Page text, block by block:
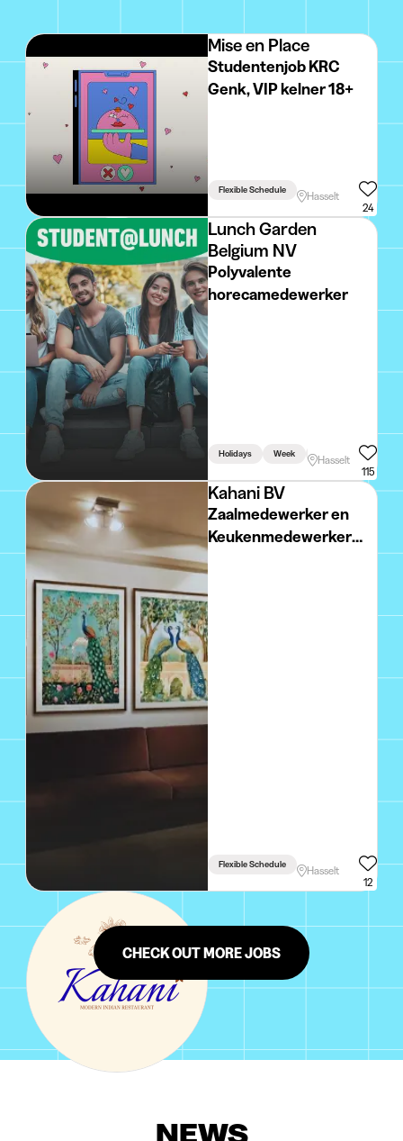
Mise en Place
Studentenjob KRC
Genk, VIP kelner 18+
Flexible Schedule
Hasselt
24
Lunch Garden
Belgium NV
Polyvalente
horecamedewerker
Holidays Week Weekend
Hasselt
115
Kahani BV
Zaalmedewerker en
Keukenmedewerker
Flexible Schedule
Hasselt
12
CHECK OUT MORE JOBS
NEWS